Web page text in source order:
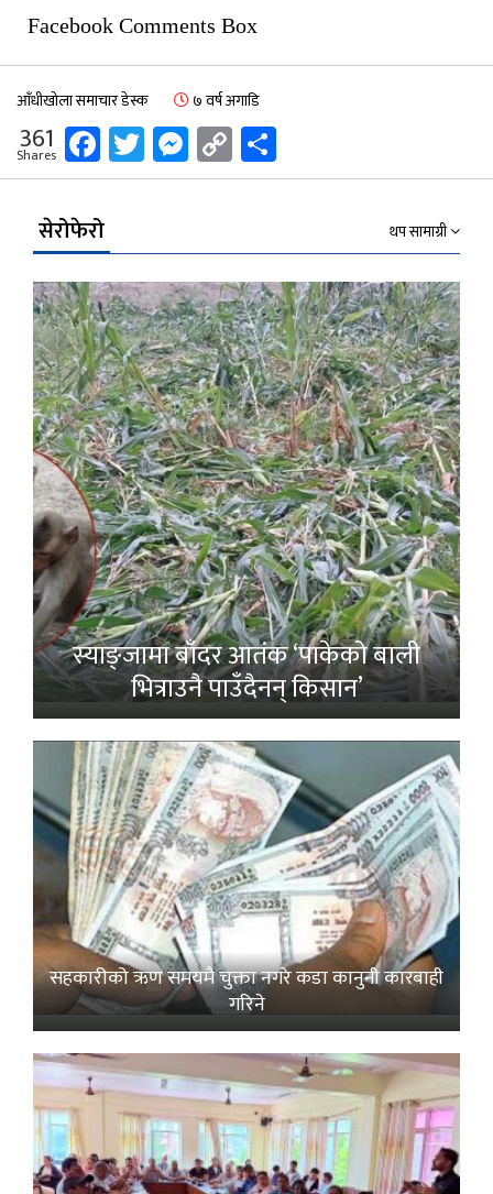
Facebook Comments Box
आँधीखोला समाचार डेस्क ७ वर्ष अगाडि
361
Shares Facebook
Twitter
Messenger
Copy
Link
सेरोफेरो थप सामाग्री
स्याङ्जामा बाँदर आतंक ‘पाकेको बाली
भित्राउनै पाउँदैनन् किसान’
सहकारीको ऋण समयमै चुक्ता नगरे कडा कानुनी कारबाही
गरिने